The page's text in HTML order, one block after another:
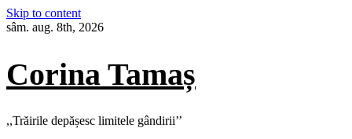
Skip to content
sâm. aug. 8th, 2026
Corina Tamaș
,,Trăirile depășesc limitele gândirii’’